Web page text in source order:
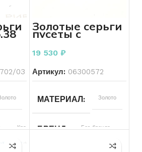
03
Красный
Золотые серьги
пусеты с
голубым
топазом 585
пробы 2.79
19 530 ₽
Артикул: 06300572
МАТЕРИАЛ Золото
БРЕНД Без бренда